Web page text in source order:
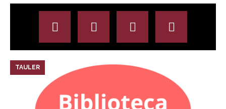
TAULER